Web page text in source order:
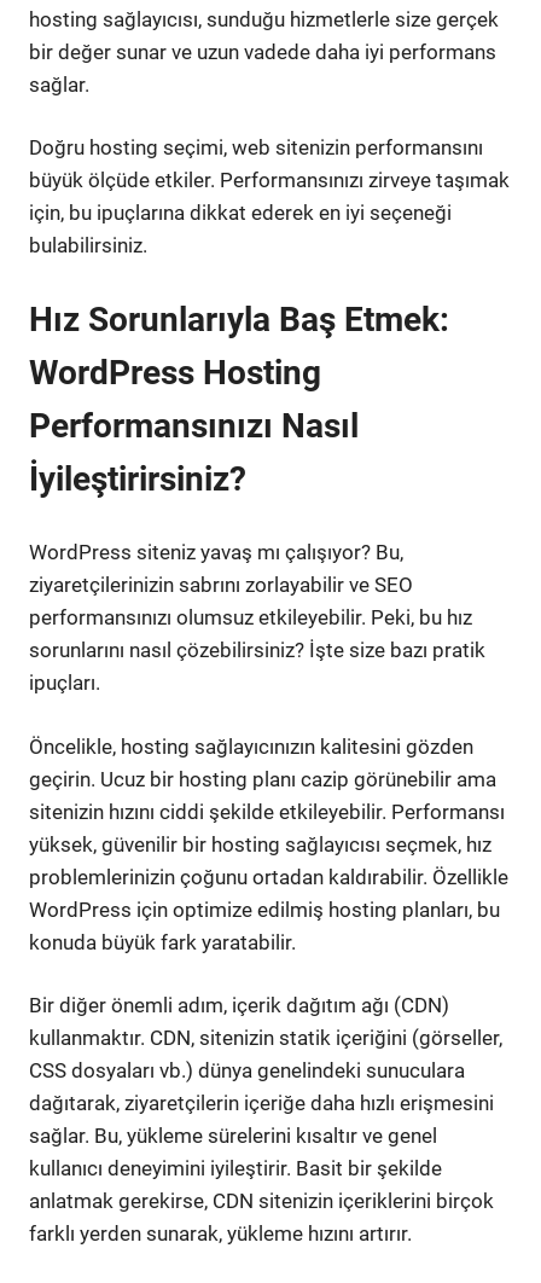
hosting sağlayıcısı, sunduğu hizmetlerle size gerçek
bir değer sunar ve uzun vadede daha iyi performans
sağlar.
Doğru hosting seçimi, web sitenizin performansını
büyük ölçüde etkiler. Performansınızı zirveye taşımak
için, bu ipuçlarına dikkat ederek en iyi seçeneği
bulabilirsiniz.
Hız Sorunlarıyla Baş Etmek:
WordPress Hosting
Performansınızı Nasıl
İyileştirirsiniz?
WordPress siteniz yavaş mı çalışıyor? Bu,
ziyaretçilerinizin sabrını zorlayabilir ve SEO
performansınızı olumsuz etkileyebilir. Peki, bu hız
sorunlarını nasıl çözebilirsiniz? İşte size bazı pratik
ipuçları.
Öncelikle, hosting sağlayıcınızın kalitesini gözden
geçirin. Ucuz bir hosting planı cazip görünebilir ama
sitenizin hızını ciddi şekilde etkileyebilir. Performansı
yüksek, güvenilir bir hosting sağlayıcısı seçmek, hız
problemlerinizin çoğunu ortadan kaldırabilir. Özellikle
WordPress için optimize edilmiş hosting planları, bu
konuda büyük fark yaratabilir.
Bir diğer önemli adım, içerik dağıtım ağı (CDN)
kullanmaktır. CDN, sitenizin statik içeriğini (görseller,
CSS dosyaları vb.) dünya genelindeki sunuculara
dağıtarak, ziyaretçilerin içeriğe daha hızlı erişmesini
sağlar. Bu, yükleme sürelerini kısaltır ve genel
kullanıcı deneyimini iyileştirir. Basit bir şekilde
anlatmak gerekirse, CDN sitenizin içeriklerini birçok
farklı yerden sunarak, yükleme hızını artırır.